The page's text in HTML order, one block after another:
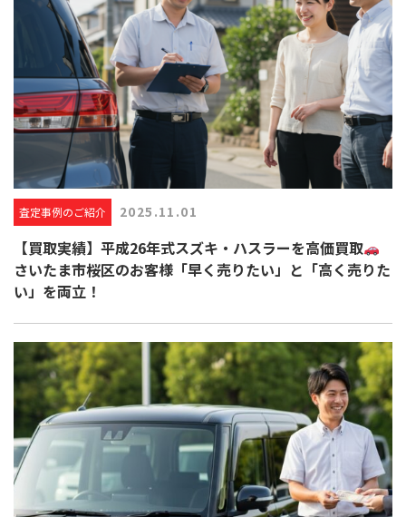
査定事例のご紹介 2025.11.01
【買取実績】平成26年式スズキ・ハスラーを高価買取
さいたま市桜区のお客様「早く売りたい」と「高く売りた
い」を両立！